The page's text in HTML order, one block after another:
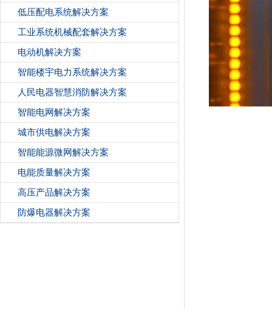
低压配电系统解决方案
工业系统机械配套解决方案
电动机解决方案
智能楼宇电力系统解决方案
人民电器智慧消防解决方案
智能电网解决方案
城市供电解决方案
智能能源微网解决方案
电能质量解决方案
高压产品解决方案
防爆电器解决方案